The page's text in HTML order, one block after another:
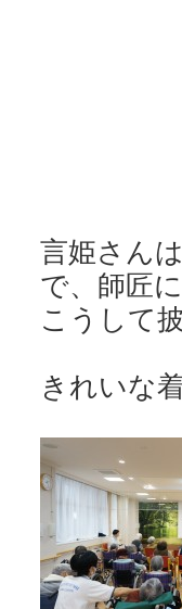
言姫さん
で、師匠
こうして
きれいな